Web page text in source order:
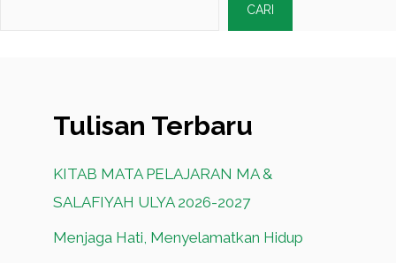
CARI
Tulisan Terbaru
KITAB MATA PELAJARAN MA &
SALAFIYAH ULYA 2026-2027
Menjaga Hati, Menyelamatkan Hidup